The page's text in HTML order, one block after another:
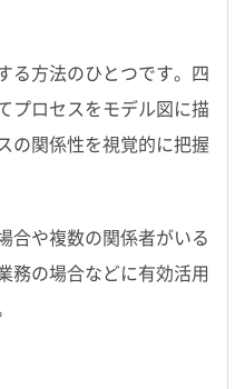
る方法のひとつです。四
プロセスをモデル図に描
の関係性を視覚的に把握
合や複数の関係者がいる
務の場合などに有効活用